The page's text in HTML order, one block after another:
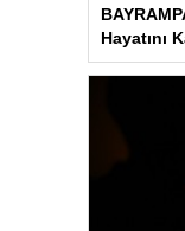
Hayatını